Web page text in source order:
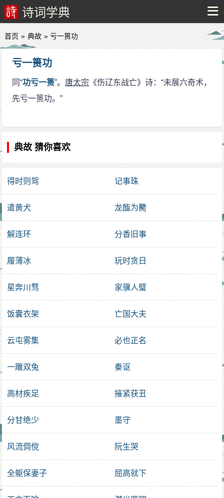
诗词学典
首页 » 典故 » 亏一篑功
亏一篑功
同“功亏一篑”。 唐太宗 《伤辽东战亡》诗：“未展六奇术，
先亏一篑功。”
典故 猜你喜欢
得时则驾 记事珠
遣黄犬 龙醢为臡
解连环 分香旧事
履薄冰 玩时贪日
星奔川骛 家骥人璧
饭囊衣架 亡国大夫
云屯雾集 必也正名
一雕双兔 秦讴
高材疾足 摧紧获丑
分甘绝少 墨守
风流倜傥 阮生哭
全躯保妻子 屈高就下